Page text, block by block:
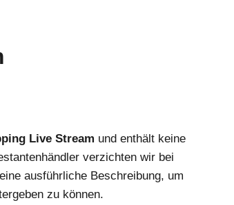
Live Stream und enthält keine
verzichten wir bei
ausführliche Beschreibung, um
zu können.